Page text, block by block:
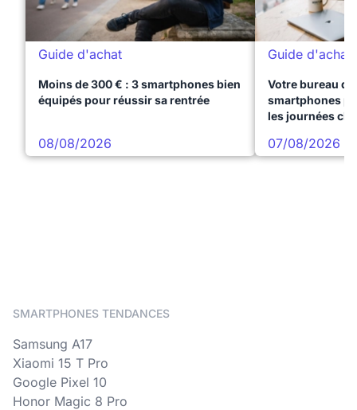
Guide d'achat
Moins de 300 € : 3 smartphones bien
équipés pour réussir sa rentrée
08/08/2026
Guide d'achat
Votre bureau
smartphones
les journées
07/08/2026
SMARTPHONES TENDANCES
Samsung A17
Xiaomi 15 T Pro
Google Pixel 10
Honor Magic 8 Pro